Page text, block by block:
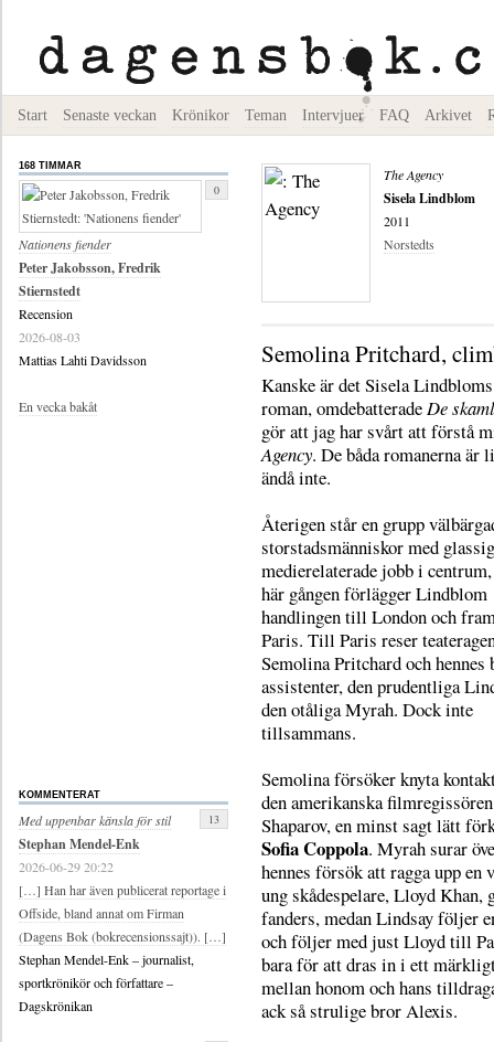
Start Senaste veckan Krönikor Teman Intervjuer FAQ Arkivet
The Agency
Sisela Lindblom
2011
Norstedts
Semolina Pritchard,
Kanske är det Sisela
roman, omdebatterade De
gör att jag har svårt att förstå
Agency. De båda romanerna är
ändå inte.
Återigen står en grupp
storstadsmänniskor med
medierelaterade jobb i
här gången förlägger Lindblom
handlingen till London och
Paris. Till Paris reser
Semolina Pritchard och hennes
assistenter, den prudentliga
den otåliga Myrah. Dock inte
tillsammans.
Semolina försöker knyta
den amerikanska
Shaparov, en minst sagt lätt
Sofia Coppola. Myrah surar
hennes försök att ragga upp en
ung skådespelare, Lloyd Khan,
fanders, medan Lindsay följer
och följer med just Lloyd till
bara för att dras in i ett
mellan honom och hans
ack så strulige bror Alexis.
168 TIMMAR
Nationens fiender
Peter Jakobsson, Fredrik
Stiernstedt
Recension
2026-08-03
Mattias Lahti Davidsson
0
En vecka bakåt
KOMMENTERAT
Med uppenbar känsla för stil
Stephan Mendel-Enk
2026-06-29 20:22
[…] Han har även publicerat reportage i
Offside, bland annat om Firman
(Dagens Bok (bokrecensionssajt)). […]
Stephan Mendel-Enk – journalist,
sportkrönikör och författare –
Dagskrönikan
13